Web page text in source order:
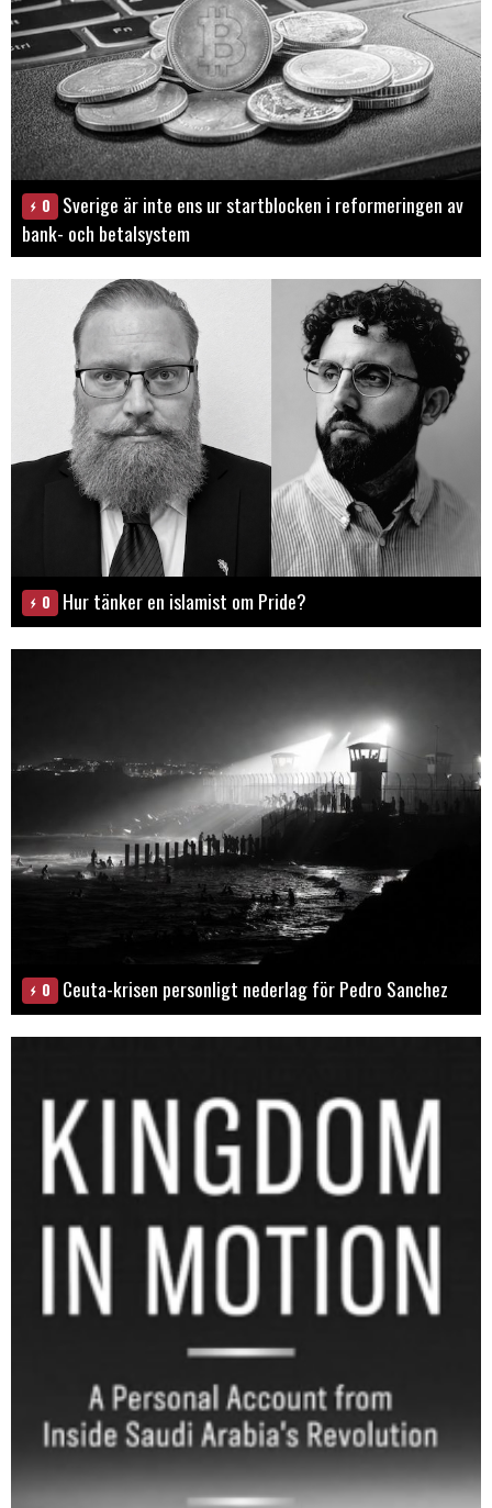
0
Sverige är inte ens ur startblocken i reformeringen av
bank- och betalsystem
0 Hur tänker en islamist om Pride?
0 Ceuta-krisen personligt nederlag för Pedro Sanchez